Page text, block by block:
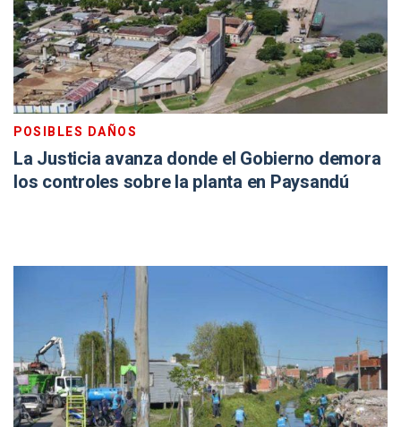
POSIBLES DAÑOS
La Justicia avanza donde el Gobierno demora
los controles sobre la planta en Paysandú